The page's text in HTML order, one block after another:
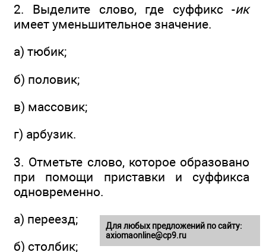
2. Выделите слово, где суффикс -ик
имеет уменьшительное значение.
а) тюбик;
б) половик;
в) массовик;
г) арбузик.
3. Отметьте слово, которое образовано
при помощи приставки и суффикса
одновременно.
а) переезд;
б) столбик;
Для любых предложений по сайту:
axiomaonline@cp9.ru